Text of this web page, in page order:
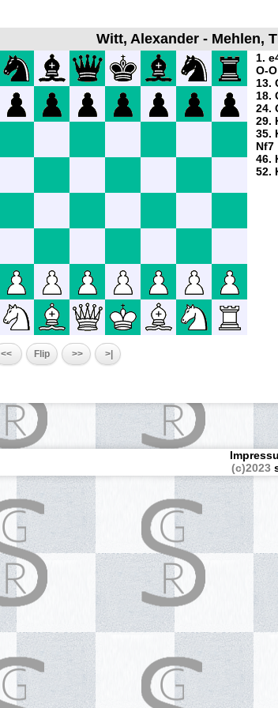
Witt, Alexander - Mehlen,
1.
O-O
13.
18.
24.
29.
35.
Nf7
46.
52.
<< Flip >> >|
(c)2023